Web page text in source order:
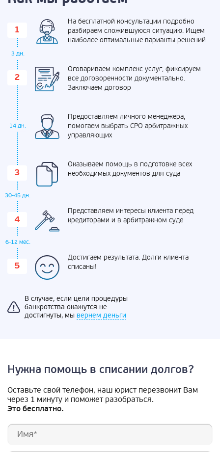
3 дн.
На бесплатной консультации подробно
разбираем сложившуюся ситуацию. Ищем
наиболее оптимальные варианты решений
Оговариваем комплекс услуг, фиксируем
все договоренности документально.
Заключаем договор
14 дн.
Предоставляем личного менеджера,
помогаем выбрать СРО арбитражных
управляющих
30-45 дн.
Оказываем помощь в подготовке всех
необходимых документов для суда
6-12 мес.
Представляем интересы клиента перед
кредиторами и в арбитражном суде
Достигаем результата. Долги клиента
списаны!
В случае, если цели процедуры
банкротства окажутся не
достигнуты, мы вернем деньги
Нужна помощь в списании долгов?
Оставьте свой телефон, наш юрист перезвонит Вам
через 1 минуту и поможет разобраться.
Это бесплатно.